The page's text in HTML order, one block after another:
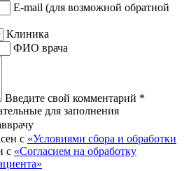
E-mail (для возможной обратной
Клиника
ФИО врача
Введите свой комментарий *
для заполнения
с «Условиями сбора и обработки
с «Согласием на обработку